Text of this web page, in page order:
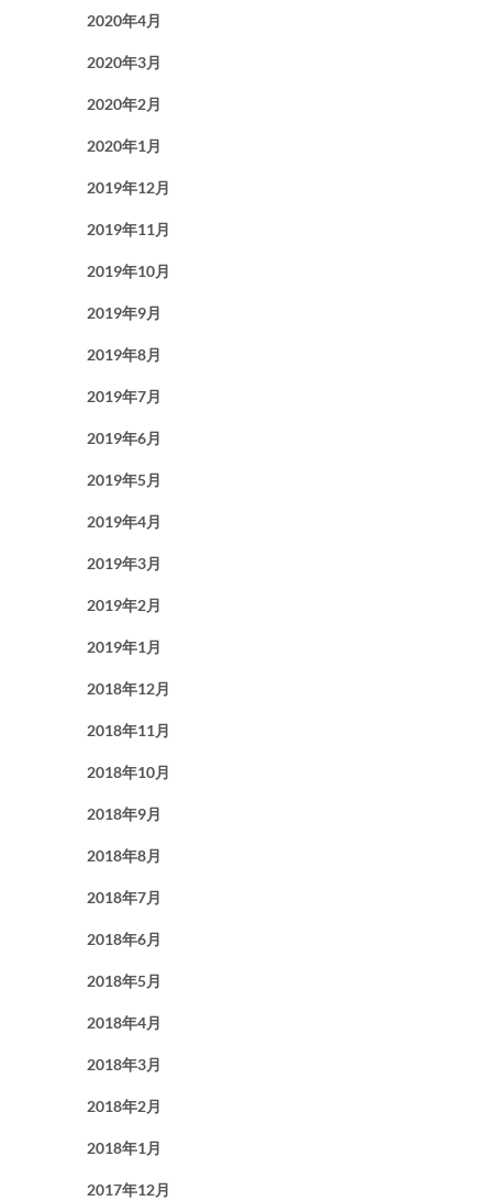
2020年4月
2020年3月
2020年2月
2020年1月
2019年12月
2019年11月
2019年10月
2019年9月
2019年8月
2019年7月
2019年6月
2019年5月
2019年4月
2019年3月
2019年2月
2019年1月
2018年12月
2018年11月
2018年10月
2018年9月
2018年8月
2018年7月
2018年6月
2018年5月
2018年4月
2018年3月
2018年2月
2018年1月
2017年12月